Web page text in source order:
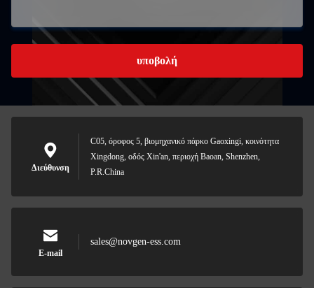
υποβολή
Διεύθυνση
C05, όροφος 5, βιομηχανικό πάρκο Gaoxingi, κοινότητα
Xingdong, οδός Xin'an, περιοχή Baoan, Shenzhen,
P.R.China
E-mail
sales@novgen-ess.com